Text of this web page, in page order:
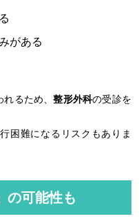
がある
れるため、整形外科の受診を
困難になるリスクもありま
の可能性も